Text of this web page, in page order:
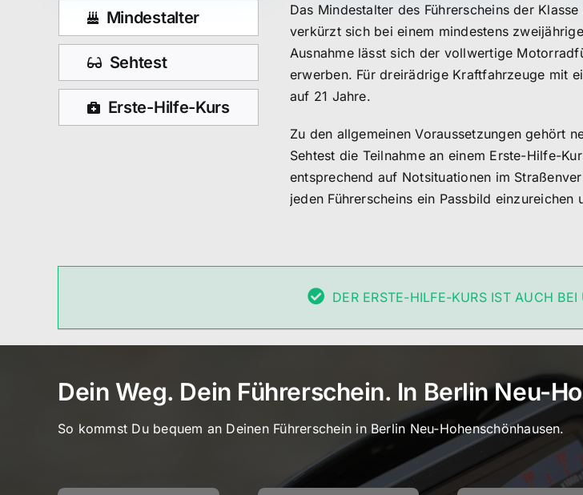
Mindestalter
Sehtest
Erste-Hilfe-Kurs
Das Mindestalter des Führerscheins der
verkürzt sich bei einem mindestens
Ausnahme lässt sich der vollwertige
erwerben. Für dreirädrige Kraftfahrzeuge mit
auf 21 Jahre.
Zu den allgemeinen Voraussetzungen gehört
Sehtest die Teilnahme an einem Erste-Hilfe-
entsprechend auf Notsituationen im
jeden Führerscheins ein Passbild
DER ERSTE-HILFE-KURS IST AUCH
Dein Weg. Dein Führerschein. In Berlin Neu-
So kommst Du bequem an Deinen Führerschein in Berlin Neu-Hohenschönhausen.